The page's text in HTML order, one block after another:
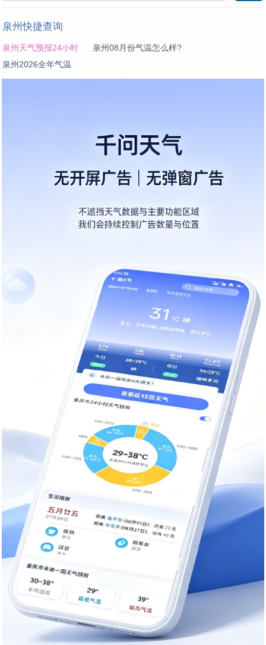
泉州快捷查询
泉州天气预报24小时
泉州08月份气温怎么样?
泉州2026全年气温